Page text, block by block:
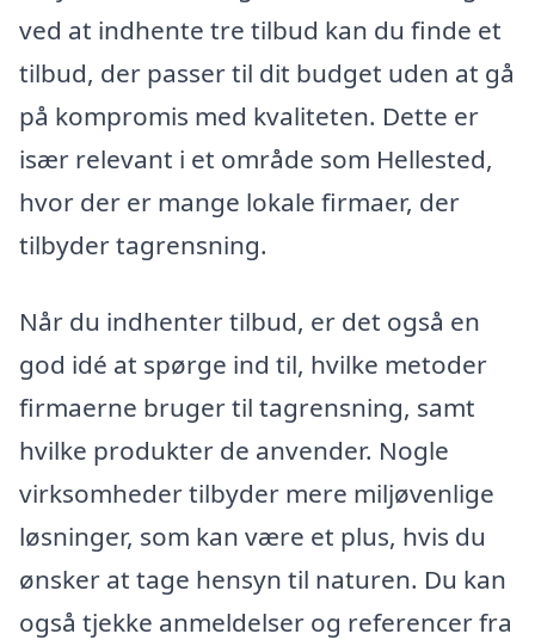
ved at indhente tre tilbud kan du finde et
tilbud, der passer til dit budget uden at gå
på kompromis med kvaliteten. Dette er
især relevant i et område som Hellested,
hvor der er mange lokale firmaer, der
tilbyder tagrensning.
Når du indhenter tilbud, er det også en
god idé at spørge ind til, hvilke metoder
firmaerne bruger til tagrensning, samt
hvilke produkter de anvender. Nogle
virksomheder tilbyder mere miljøvenlige
løsninger, som kan være et plus, hvis du
ønsker at tage hensyn til naturen. Du kan
også tjekke anmeldelser og referencer fra